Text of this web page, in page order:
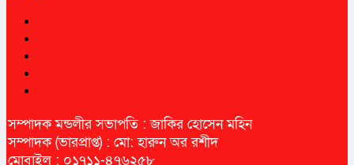
সম্পাদক মন্ডলীর সভাপতি : জাকির হোসেন মহিন
সম্পাদক (ভারপ্রাপ্ত) : মো: হারুন অর রশীদ
মোবাইল : ০১৭১১-৪৭৬২৫৮